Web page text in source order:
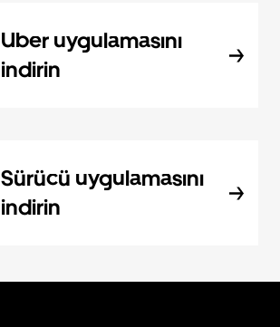
Uber uygulamasını
indirin
Sürücü uygulamasını
indirin